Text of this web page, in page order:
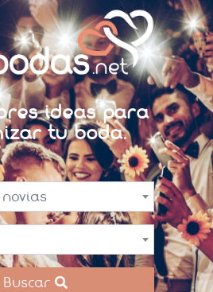
ideas para
tu boda.
Buscar